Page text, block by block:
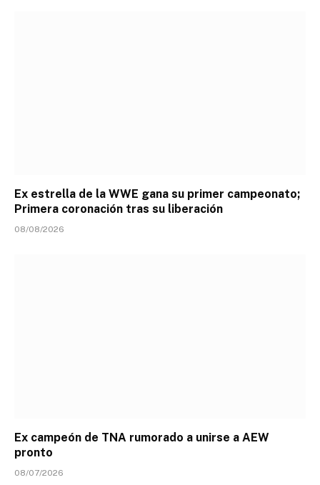
Ex estrella de la WWE gana su primer campeonato;
Primera coronación tras su liberación
08/08/2026
Ex campeón de TNA rumorado a unirse a AEW
pronto
08/07/2026